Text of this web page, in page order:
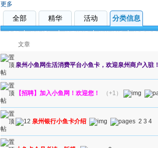
更多
全部 精华 活动 分类信息
全部 公告通知 优惠打折 咨询投诉 娱乐服务
文章
泉州小鱼网生活消费平台小鱼卡，欢迎泉州商户入驻！
【招聘】加入小鱼网！欢迎您！ （+1）
泉州银行小鱼卡介绍 2 3 4